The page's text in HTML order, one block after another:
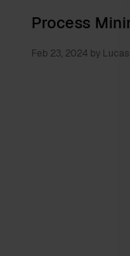
Process
Feb 23, 2024 by Lucas